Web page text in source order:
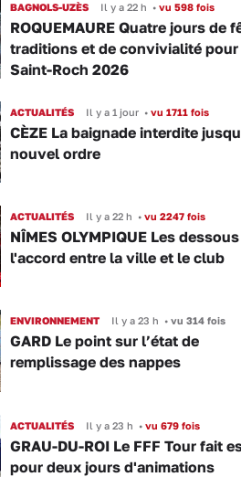
BAGNOLS-UZÈS Il y a 22 h •vu 598 fois
ROQUEMAURE Quatre jours de
traditions et de convivialité pour
Saint-Roch 2026
ACTUALITÉS Il y a 1 jour •vu 1711 fois
CÈZE La baignade interdite
nouvel ordre
ACTUALITÉS Il y a 22 h •vu 2247 fois
NÎMES OLYMPIQUE Les
l'accord entre la ville et le club
ENVIRONNEMENT Il y a 23 h •vu 314 fois
GARD Le point sur l’état de
remplissage des nappes
ACTUALITÉS Il y a 23 h •vu 679 fois
GRAU-DU-ROI Le FFF Tour fait
pour deux jours d'animations